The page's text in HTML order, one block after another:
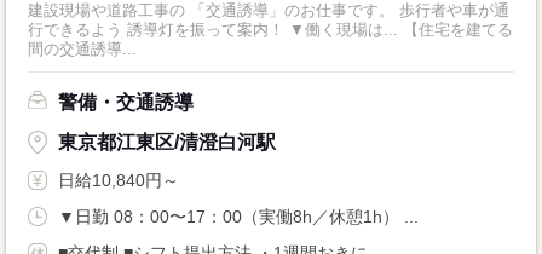
建設現場や道路工事の 「交通誘導」のお仕事です。 歩行者や車が通
行できるよう 誘導灯を振って案内！ ▼働く現場は... 【住宅を建てる
間の交通誘導...
警備・交通誘導
東京都江東区/清澄白河駅
日給10,840円～
▼日勤 08：00〜17：00（実働8h／休憩1h） ...